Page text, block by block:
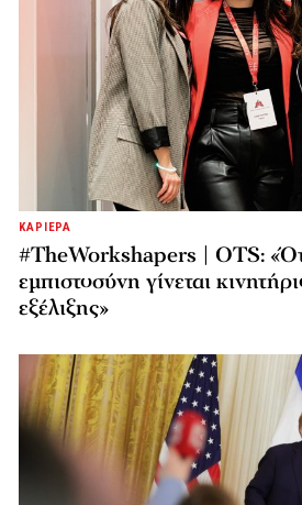
ΚΑΡΙΕΡΑ
#TheWorkshapers | OTS:
εμπιστοσύνη γίνεται
εξέλιξης»